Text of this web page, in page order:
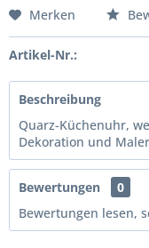
Merken
Artikel-Nr.:
Beschreibung
Quarz-Küchenuhr,
Dekoration und
Bewertungen
0
Bewertungen lesen,